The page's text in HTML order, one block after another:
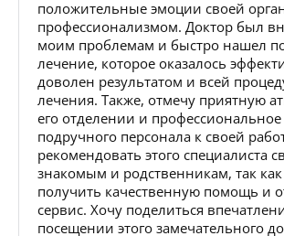
положительные эмоции своей
профессионализмом. Доктор был
моим проблемам и быстро нашел
лечение, которое оказалось
доволен результатом и всей
лечения. Также, отмечу приятную
его отделении и
подручного персонала к своей
рекомендовать этого специалиста
знакомым и родственникам, так
получить качественную помощь и
сервис. Хочу поделиться
посещении этого замечательного